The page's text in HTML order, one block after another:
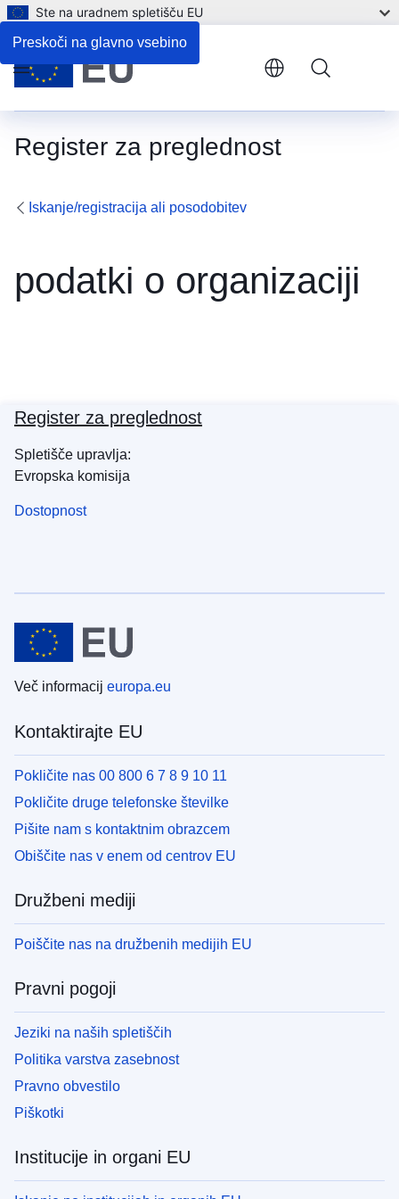
Preskoči na glavno vsebino
Ste na uradnem spletišču EU
Register za preglednost
Menu
Iskanje/registracija ali posodobitev
podatki o organizaciji
Register za preglednost
Spletišče upravlja:
Evropska komisija
Dostopnost
Več informacij europa.eu
Kontaktirajte EU
Pokličite nas 00 800 6 7 8 9 10 11
Pokličite druge telefonske številke
Pišite nam s kontaktnim obrazcem
Obiščite nas v enem od centrov EU
Družbeni mediji
Poiščite nas na družbenih medijih EU
Pravni pogoji
Jeziki na naših spletiščih
Politika varstva zasebnost
Pravno obvestilo
Piškotki
Institucije in organi EU